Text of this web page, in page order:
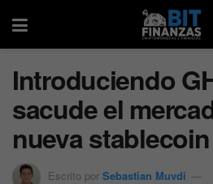
Introduciendo
sacude el
nueva stablecoin
Escrito por Sebastian Muvdi